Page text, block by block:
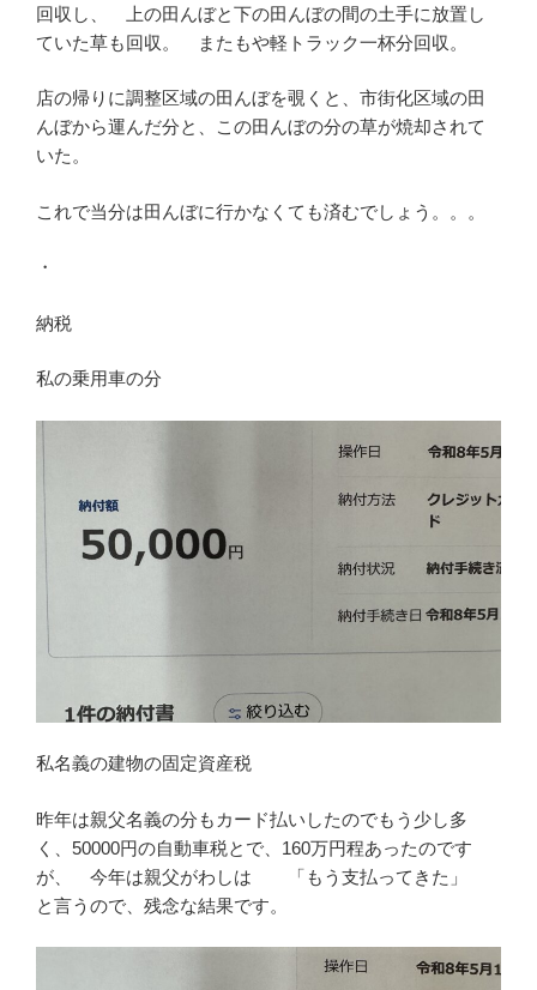
回収し、 上の田んぼと下の田んぼの間の土手に放置し
ていた草も回収。 またもや軽トラック一杯分回収。
店の帰りに調整区域の田んぼを覗くと、市街化区域の田
んぼから運んだ分と、この田んぼの分の草が焼却されて
いた。
これで当分は田んぼに行かなくても済むでしょう。。。
・
納税
私の乗用車の分
私名義の建物の固定資産税
昨年は親父名義の分もカード払いしたのでもう少し多
く、50000円の自動車税とで、160万円程あったのです
が、 今年は親父がわしは 「もう支払ってきた」
と言うので、残念な結果です。